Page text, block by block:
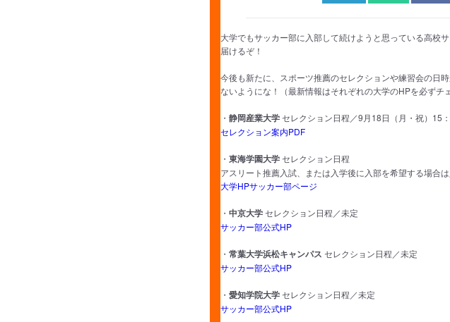
大学でもサッカー部に入部して続けようと思っている高校
届けるぞ！
今後も新たに、スポーツ推薦のセレクションや練習会の日
ないようにな！（最新情報はそれぞれの大学のHPを必ずチ
・ 静岡産業大学 セレクション日程／9月18日（月・祝）15
セレクション案内PDF
・ 東海学園大学 セレクション日程
アスリート推薦入試、または入学後に入部を希望する場合
大学HPサッカー部ページ
・ 中京大学 セレクション日程／未定
サッカー部公式HP
・ 常葉大学浜松キャンパス セレクション日程／未定
サッカー部公式HP
・ 愛知学院大学 セレクション日程／未定
サッカー部公式HP